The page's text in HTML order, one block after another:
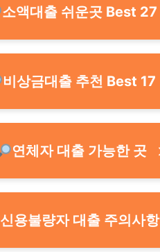
소액대출 쉬운곳 Best 27
비상금대출 추천 Best 17
연체자 대출 가능한 곳
신용불량자 대출 주의사항